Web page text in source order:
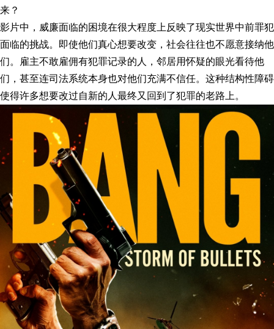
来？
影片中，威廉面临的困境在很大程度上反映了现实世界中前罪犯
面临的挑战。即使他们真心想要改变，社会往往也不愿意接纳他
们。雇主不敢雇佣有犯罪记录的人，邻居用怀疑的眼光看待他
们，甚至连司法系统本身也对他们充满不信任。这种结构性障碍
使得许多想要改过自新的人最终又回到了犯罪的老路上。